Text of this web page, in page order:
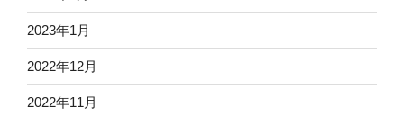
2023年1月
2022年12月
2022年11月